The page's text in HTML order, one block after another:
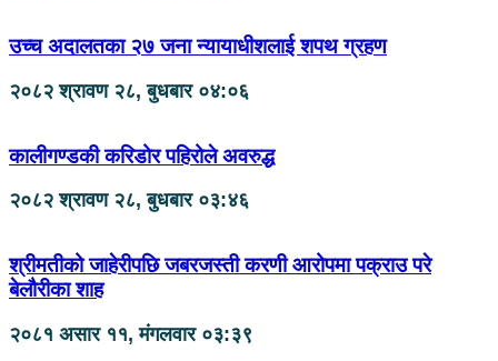
उच्च अदालतका २७ जना न्यायाधीशलाई शपथ ग्रहण
२०८२ श्रावण २८, बुधबार ०४:०६
कालीगण्डकी करिडोर पहिरोले अवरुद्ध
२०८२ श्रावण २८, बुधबार ०३:४६
श्रीमतीको जाहेरीपछि जबरजस्ती करणी आरोपमा पक्राउ परे
बेलौरीका शाह
२०८१ असार ११, मंगलवार ०३:३९